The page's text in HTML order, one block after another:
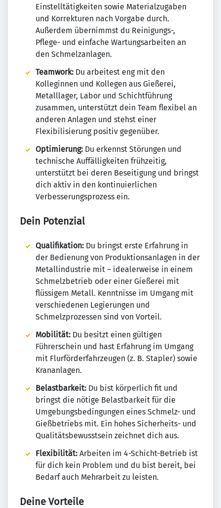
Einstelltätigkeiten sowie Materialzugaben
und Korrekturen nach Vorgabe durch.
Außerdem übernimmst du Reinigungs-,
Pflege- und einfache Wartungsarbeiten an
den Schmelzanlagen.
Teamwork: Du arbeitest eng mit den
Kolleginnen und Kollegen aus Gießerei,
Metalllager, Labor und Schichtführung
zusammen, unterstützt dein Team flexibel an
anderen Anlagen und stehst einer
Flexibilisierung positiv gegenüber.
Optimierung: Du erkennst Störungen und
technische Auffälligkeiten frühzeitig,
unterstützt bei deren Beseitigung und bringst
dich aktiv in den kontinuierlichen
Verbesserungsprozess ein.
Dein Potenzial
Qualifikation: Du bringst erste Erfahrung in
der Bedienung von Produktionsanlagen in der
Metallindustrie mit – idealerweise in einem
Schmelzbetrieb oder einer Gießerei mit
flüssigem Metall. Kenntnisse im Umgang mit
verschiedenen Legierungen und
Schmelzprozessen sind von Vorteil.
Mobilität: Du besitzt einen gültigen
Führerschein und hast Erfahrung im Umgang
mit Flurförderfahrzeugen (z. B. Stapler) sowie
Krananlagen.
Belastbarkeit: Du bist körperlich fit und
bringst die nötige Belastbarkeit für die
Umgebungsbedingungen eines Schmelz- und
Gießbetriebs mit. Ein hohes Sicherheits- und
Qualitätsbewusstsein zeichnet dich aus.
Flexibilität: Arbeiten im 4-Schicht-Betrieb ist
für dich kein Problem und du bist bereit, bei
Bedarf auch Mehrarbeit zu leisten.
Deine Vorteile